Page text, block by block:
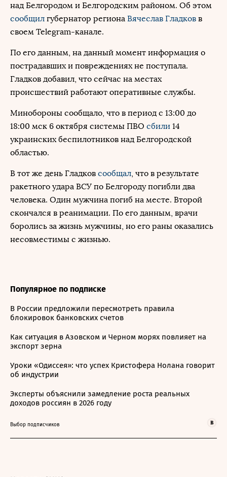
над Белгородом и Белгородским районом. Об этом
сообщил губернатор региона Вячеслав Гладков в
своем Telegram-канале.
По его данным, на данный момент информация о
пострадавших и повреждениях не поступала.
Гладков добавил, что сейчас на местах
происшествий работают оперативные службы.
Минобороны сообщало, что в период с 13:00 до
18:00 мск 6 октября системы ПВО сбили 14
украинских беспилотников над Белгородской
областью.
В тот же день Гладков сообщал, что в результате
ракетного удара ВСУ по Белгороду погибли два
человека. Один мужчина погиб на месте. Второй
скончался в реанимации. По его данным, врачи
боролись за жизнь мужчины, но его раны оказались
несовместимы с жизнью.
Популярное по подписке
В России предложили пересмотреть правила
блокировок банковских счетов
Как ситуация в Азовском и Черном морях повлияет на
экспорт зерна
Уроки «Одиссея»: что успех Кристофера Нолана говорит
об индустрии
Эксперты объяснили замедление роста реальных
доходов россиян в 2026 году
Выбор подписчиков